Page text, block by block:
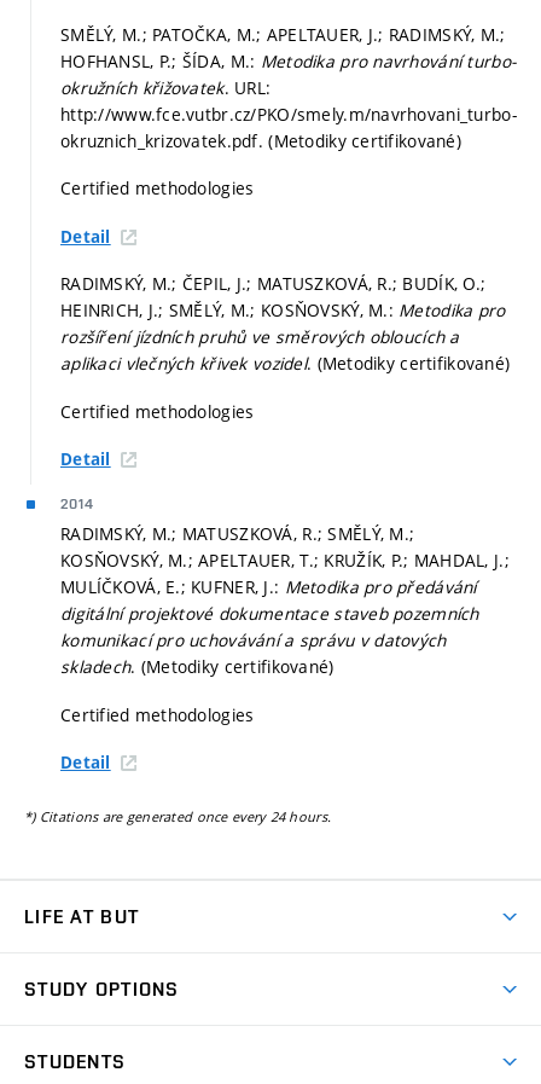
SMĚLÝ, M.; PATOČKA, M.; APELTAUER, J.; RADIMSKÝ, M.;
HOFHANSL, P.; ŠÍDA, M.: Metodika pro navrhování turbo-
okružních křižovatek. URL:
http://www.fce.vutbr.cz/PKO/smely.m/navrhovani_turbo-
okruznich_krizovatek.pdf. (Metodiky certifikované)
Certified methodologies
Detail
RADIMSKÝ, M.; ČEPIL, J.; MATUSZKOVÁ, R.; BUDÍK, O.;
HEINRICH, J.; SMĚLÝ, M.; KOSŇOVSKÝ, M.: Metodika pro
rozšíření jízdních pruhů ve směrových obloucích a
aplikaci vlečných křivek vozidel. (Metodiky certifikované)
Certified methodologies
Detail
2014
RADIMSKÝ, M.; MATUSZKOVÁ, R.; SMĚLÝ, M.;
KOSŇOVSKÝ, M.; APELTAUER, T.; KRUŽÍK, P.; MAHDAL, J.;
MULÍČKOVÁ, E.; KUFNER, J.: Metodika pro předávání
digitální projektové dokumentace staveb pozemních
komunikací pro uchovávání a správu v datových
skladech. (Metodiky certifikované)
Certified methodologies
Detail
*) Citations are generated once every 24 hours.
LIFE AT BUT
Dormitories
STUDY OPTIONS
STUDENTS